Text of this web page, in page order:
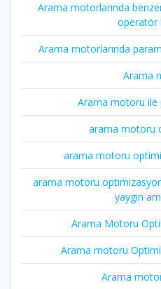
Arama motorlarında
operatör
Arama motorlarında
Arama
Arama motoru ile
arama motoru
arama motoru
arama motoru
yaygın
Arama Motoru
Arama motoru
Arama